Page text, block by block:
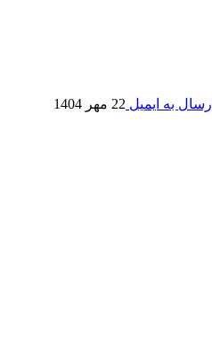
ارسال به ایمیل 22 مهر 1404